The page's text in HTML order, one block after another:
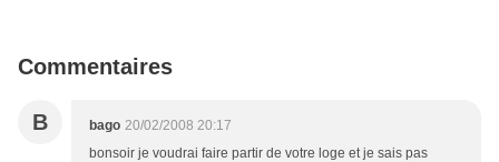
Commentaires
B bago 20/02/2008 20:17
bonsoir je voudrai faire partir de votre loge et je sais pas